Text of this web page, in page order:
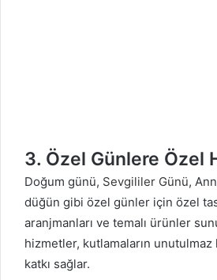
3. Özel Günlere Özel
Doğum günü, Sevgililer Günü,
düğün gibi özel günler için özel
aranjmanları ve temalı ürünler
hizmetler, kutlamaların
katkı sağlar.